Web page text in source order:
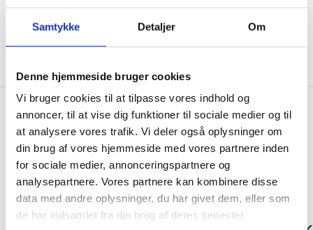
Samtykke Detaljer Om
Denne hjemmeside bruger cookies
Vi bruger cookies til at tilpasse vores indhold og
annoncer, til at vise dig funktioner til sociale medier og til
at analysere vores trafik. Vi deler også oplysninger om
din brug af vores hjemmeside med vores partnere inden
for sociale medier, annonceringspartnere og
analysepartnere. Vores partnere kan kombinere disse
data med andre oplysninger, du har givet dem, eller som
de har indsamlet fra din brug af deres tjenester.
Seneste nyheder og artikler